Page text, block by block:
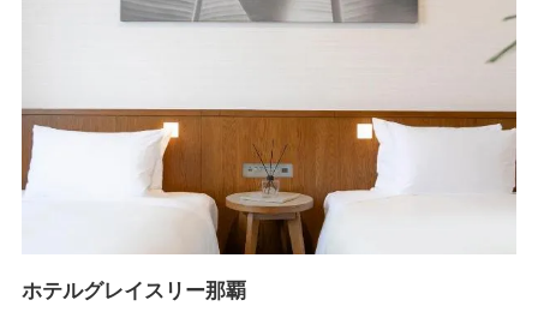
ホテルグレイスリー那覇